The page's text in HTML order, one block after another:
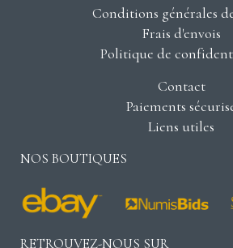
Conditions générales
Frais d'envois
Politique de
Contact
Paiements
Liens utiles
NOS BOUTIQUES
RETROUVEZ-NOUS SUR